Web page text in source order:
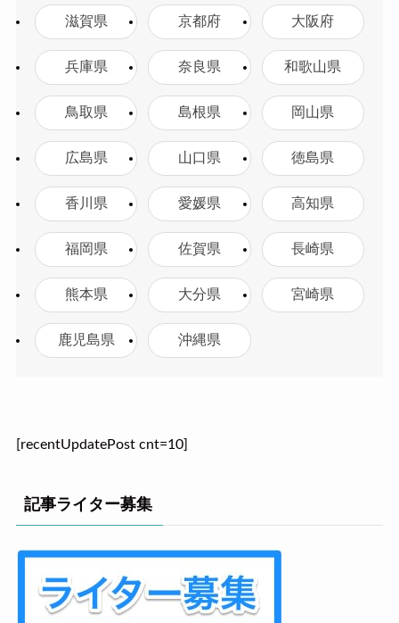
滋賀県 京都府 大阪府
兵庫県 奈良県 和歌山県
鳥取県 島根県 岡山県
広島県 山口県 徳島県
香川県 愛媛県 高知県
福岡県 佐賀県 長崎県
熊本県 大分県 宮崎県
鹿児島県 沖縄県
[recentUpdatePost cnt=10]
記事ライター募集